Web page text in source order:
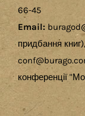
66-45
Email:
придбання книг),
конференції